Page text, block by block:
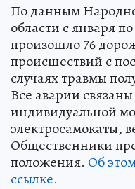
По данным
области с января
произошло 76
происшествий с
случаях травмы
Все аварии
индивидуальной
электросамокаты,
Общественники
положения. Об
ссылке.